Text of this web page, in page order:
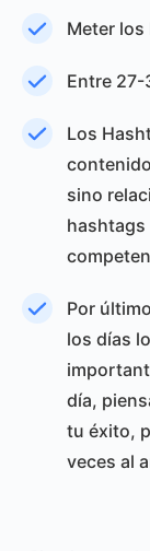
Meter los
Entre
Los
sino
hashtags
Por
los días
día,
tu éxito,
veces al